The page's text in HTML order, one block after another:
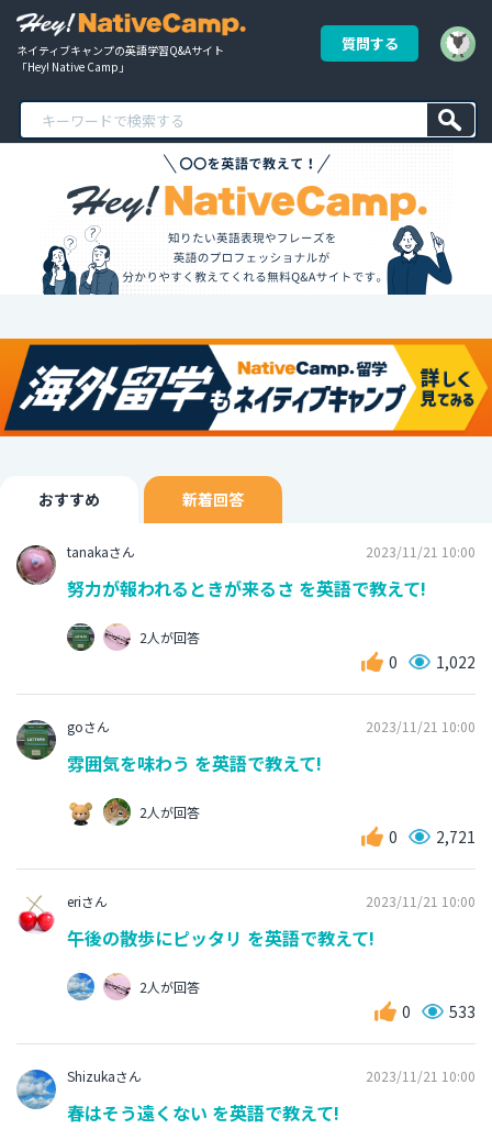
ネイティブキャンプの英語学習Q&Aサイト
「Hey! Native Camp」
質問する
おすすめ 新着回答
tanakaさん 2023/11/21 10:00
努力が報われるときが来るさ を英語で教えて!
2人が回答
0 1,022
goさん 2023/11/21 10:00
雰囲気を味わう を英語で教えて!
2人が回答
0 2,721
eriさん 2023/11/21 10:00
午後の散歩にピッタリ を英語で教えて!
2人が回答
0 533
Shizukaさん 2023/11/21 10:00
春はそう遠くない を英語で教えて!